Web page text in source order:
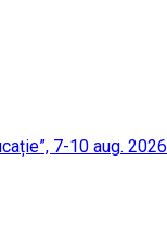
7-10 aug. 2026